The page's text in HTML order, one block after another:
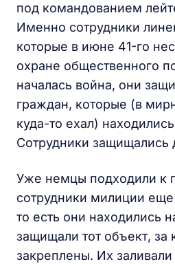
под командованием
Именно сотрудники
которые в июне 41-го
охране общественного
началась война, они
граждан, которые (в
куда-то ехал)
Сотрудники защищались
Уже немцы подходили к
сотрудники милиции
то есть они находились
защищали тот объект,
закреплены. Их